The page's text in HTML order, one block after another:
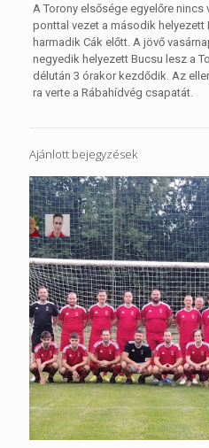
A Torony elsősége egyelőre
ponttal vezet a második helyezett
harmadik Cák előtt. A jövő
negyedik helyezett Bucsu lesz a
délután 3 órakor kezdődik. Az
ra verte a Rábahídvég csapatát.
Ajánlott bejegyzések